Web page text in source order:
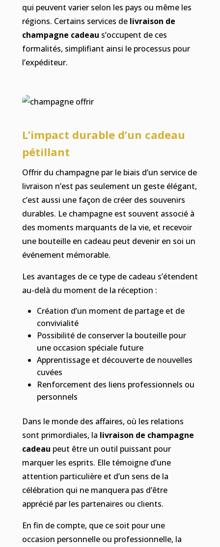
qui peuvent varier selon les pays ou même les
régions. Certains services de livraison de
champagne cadeau s’occupent de ces
formalités, simplifiant ainsi le processus pour
l’expéditeur.
L’impact durable d’un cadeau
pétillant
Offrir du champagne par le biais d’un service de
livraison n’est pas seulement un geste élégant,
c’est aussi une façon de créer des souvenirs
durables. Le champagne est souvent associé à
des moments marquants de la vie, et recevoir
une bouteille en cadeau peut devenir en soi un
événement mémorable.
Les avantages de ce type de cadeau s’étendent
au-delà du moment de la réception :
Création d’un moment de partage et de
convivialité
Possibilité de conserver la bouteille pour
une occasion spéciale future
Apprentissage et découverte de nouvelles
cuvées
Renforcement des liens professionnels ou
personnels
Dans le monde des affaires, où les relations
sont primordiales, la livraison de champagne
cadeau peut être un outil puissant pour
marquer les esprits. Elle témoigne d’une
attention particulière et d’un sens de la
célébration qui ne manquera pas d’être
apprécié par les partenaires ou clients.
En fin de compte, que ce soit pour une
occasion personnelle ou professionnelle, la